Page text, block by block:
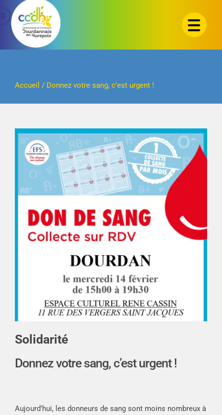
Passer
contenu
Accueil / Donnez votre sang, c’est urgent !
Solidarité
Donnez votre sang, c’est urgent !
Aujourd’hui, les donneurs de sang sont moins nombreux à